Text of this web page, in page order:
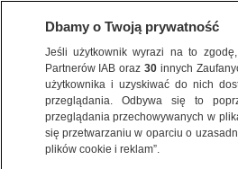
ŚWIAT
Dbamy o Twoją prywatność
Jeśli użytkownik wyrazi na to
Partnerów IAB oraz30 innych
użytkownika i uzyskiwać do nich
przeglądania. Odbywa się to
przeglądania przechowywanych w
się przetwarzaniu w oparciu o
plików cookie i reklam”.